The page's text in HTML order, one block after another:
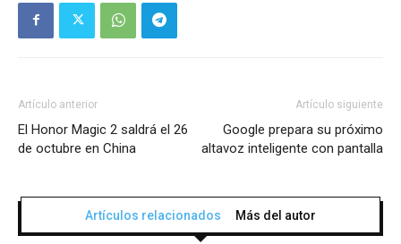
Artículo anterior
El Honor Magic 2 saldrá el 26
de octubre en China
Artículo siguiente
Google prepara su próximo
altavoz inteligente con pantalla
Artículos relacionados Más del autor